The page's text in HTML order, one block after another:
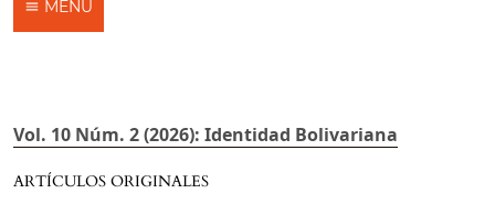
MENÚ
Vol. 10 Núm. 2 (2026): Identidad Bolivariana
ARTÍCULOS ORIGINALES